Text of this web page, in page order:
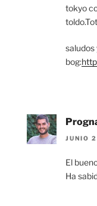
tokyo
saludos
bog:
JUNIO
El
Ha